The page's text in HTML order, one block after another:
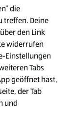
W
i
r
d
a
die
treffen. Deine
den Link
widerrufen
Einstellungen
Tabs
geöffnet hast,
der Tab
und